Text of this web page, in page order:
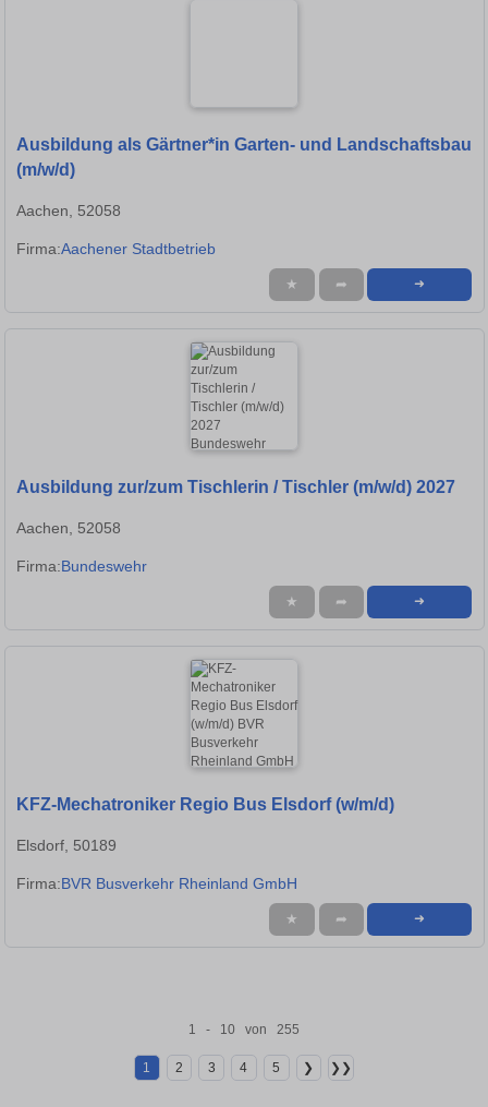
Ausbildung als Gärtner*in Garten- und Landschaftsbau
(m/w/d)
Aachen, 52058
Firma:Aachener Stadtbetrieb
★ ➦ ➜
Ausbildung zur/zum Tischlerin / Tischler (m/w/d) 2027
Aachen, 52058
Firma:Bundeswehr
★ ➦ ➜
KFZ-Mechatroniker Regio Bus Elsdorf (w/m/d)
Elsdorf, 50189
Firma:BVR Busverkehr Rheinland GmbH
★ ➦ ➜
1 - 10 von 255
1 2 3 4 5 ❯ ❯❯